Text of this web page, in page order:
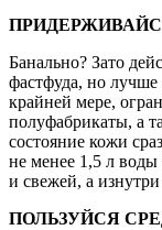
Банально? Зато
фастфуда, но
крайней мере,
полуфабрикаты, а
состояние кожи
не менее 1,5 л воды
и свежей, а
ПОЛЬЗУЙСЯ